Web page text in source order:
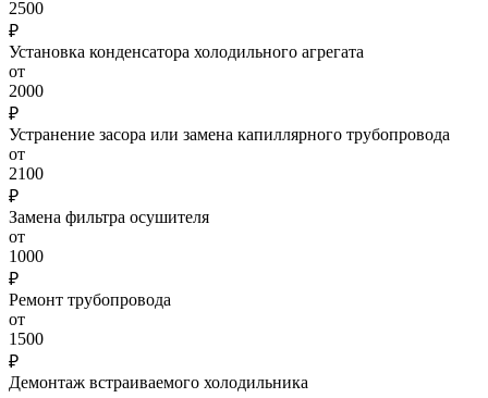
2500
₽
Установка конденсатора холодильного агрегата
от
2000
₽
Устранение засора или замена капиллярного трубопровода
от
2100
₽
Замена фильтра осушителя
от
1000
₽
Ремонт трубопровода
от
1500
₽
Демонтаж встраиваемого холодильника